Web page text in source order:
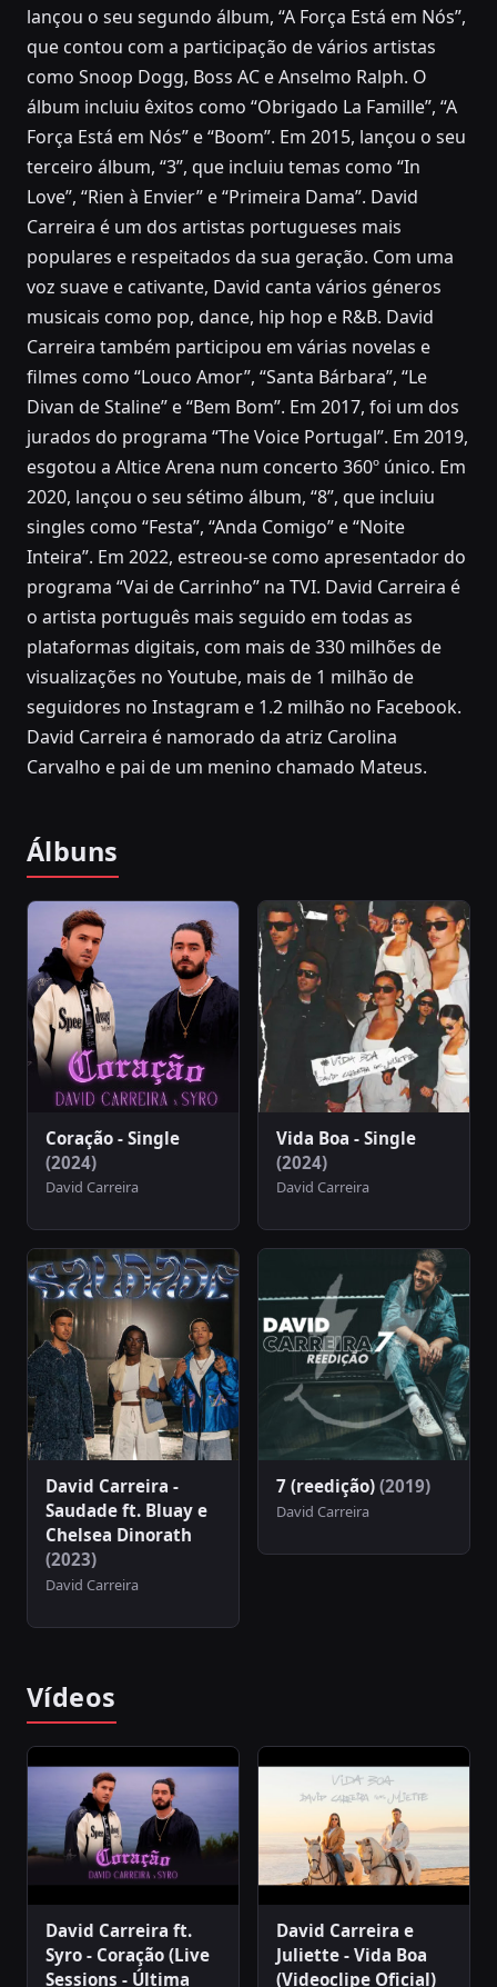
lançou o seu segundo álbum, “A Força Está em Nós”,
que contou com a participação de vários artistas
como Snoop Dogg, Boss AC e Anselmo Ralph. O
álbum incluiu êxitos como “Obrigado La Famille”, “A
Força Está em Nós” e “Boom”. Em 2015, lançou o seu
terceiro álbum, “3”, que incluiu temas como “In
Love”, “Rien à Envier” e “Primeira Dama”. David
Carreira é um dos artistas portugueses mais
populares e respeitados da sua geração. Com uma
voz suave e cativante, David canta vários géneros
musicais como pop, dance, hip hop e R&B. David
Carreira também participou em várias novelas e
filmes como “Louco Amor”, “Santa Bárbara”, “Le
Divan de Staline” e “Bem Bom”. Em 2017, foi um dos
jurados do programa “The Voice Portugal”. Em 2019,
esgotou a Altice Arena num concerto 360º único. Em
2020, lançou o seu sétimo álbum, “8”, que incluiu
singles como “Festa”, “Anda Comigo” e “Noite
Inteira”. Em 2022, estreou-se como apresentador do
programa “Vai de Carrinho” na TVI. David Carreira é
o artista português mais seguido em todas as
plataformas digitais, com mais de 330 milhões de
visualizações no Youtube, mais de 1 milhão de
seguidores no Instagram e 1.2 milhão no Facebook.
David Carreira é namorado da atriz Carolina
Carvalho e pai de um menino chamado Mateus.
Álbuns
Coração - Single
(2024)
David Carreira
Vida Boa - Single
(2024)
David Carreira
David Carreira -
Saudade ft. Bluay e
Chelsea Dinorath
(2023)
David Carreira
7 (reedição) (2019)
David Carreira
Vídeos
David Carreira ft.
Syro - Coração (Live
Sessions - Última
David Carreira e
Juliette - Vida Boa
(Videoclipe Oficial)